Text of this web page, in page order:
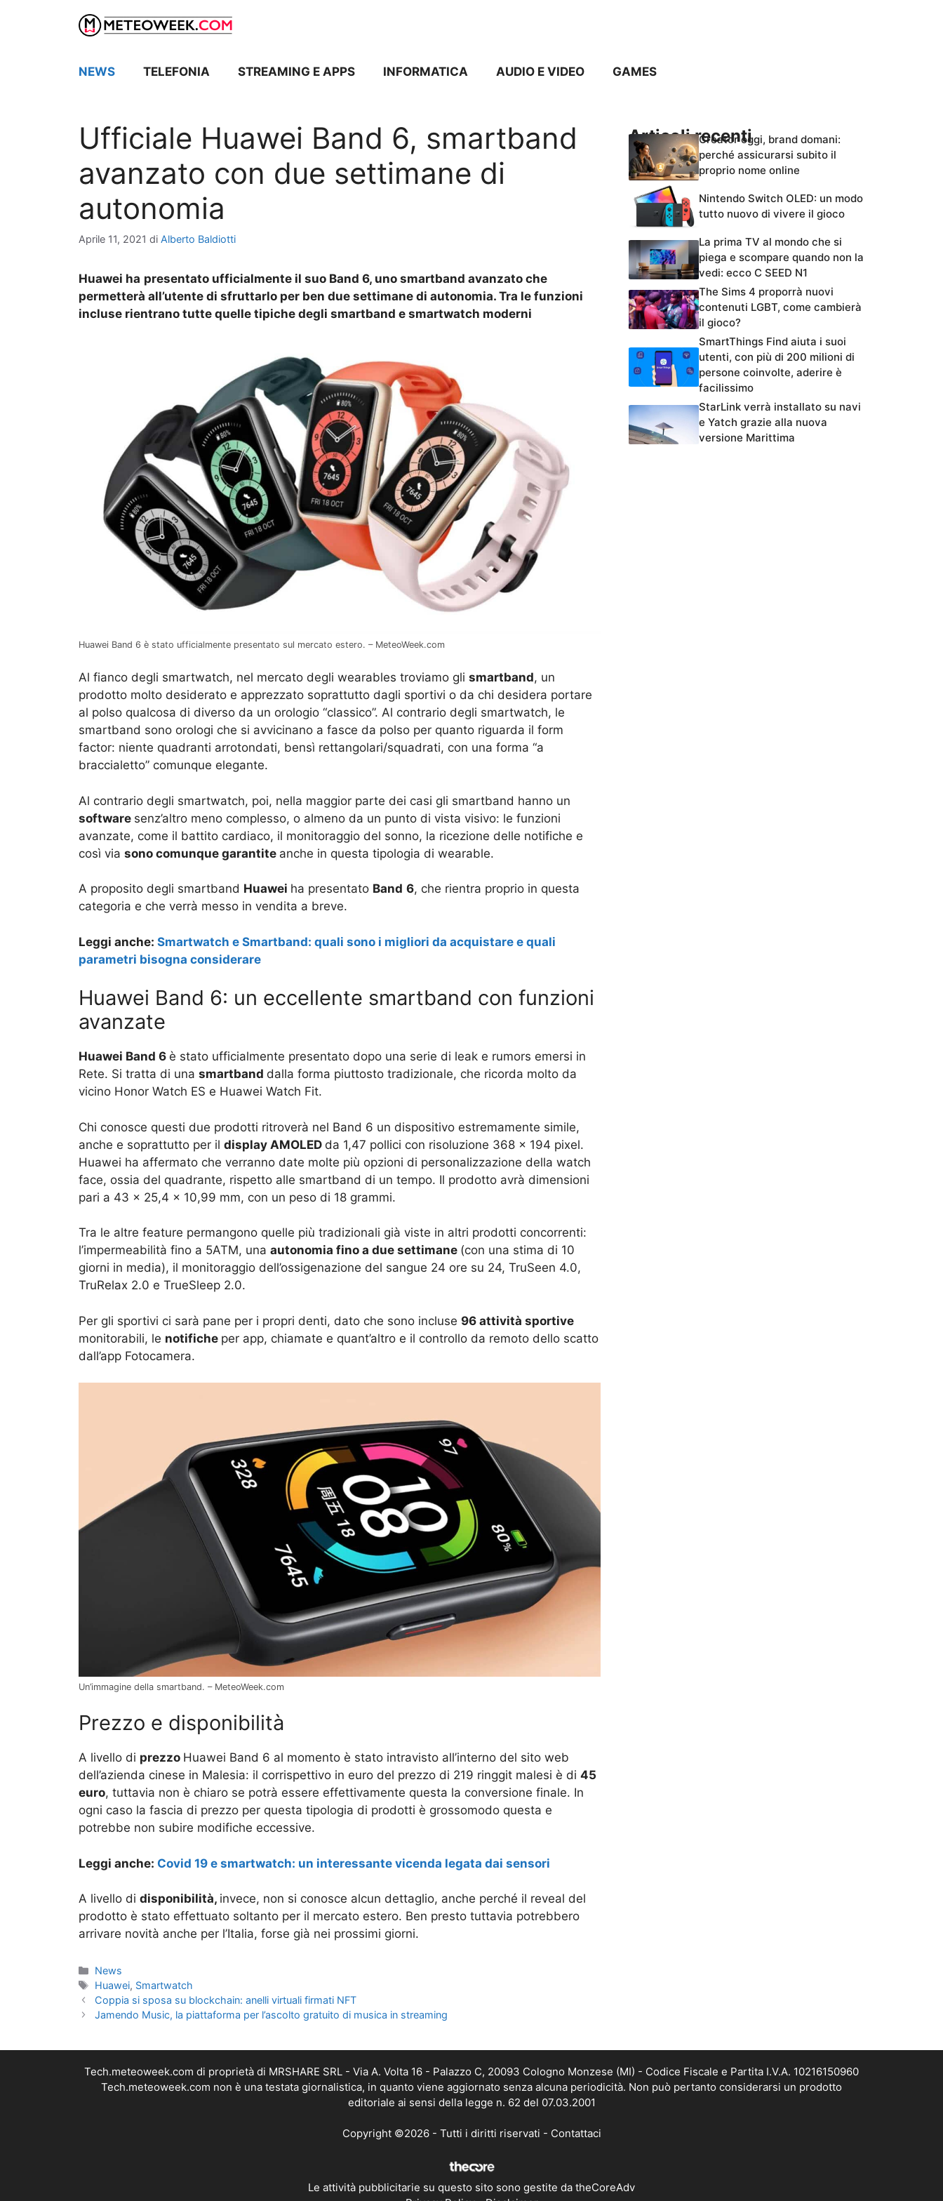
NEWS TELEFONIA STREAMING E APPS INFORMATICA AUDIO E VIDEO GAMES
Ufficiale Huawei Band 6, smartband
avanzato con due settimane di
autonomia
Aprile 11, 2021 di Alberto Baldiotti
Huawei ha presentato ufficialmente il suo Band 6, uno smartband avanzato che
permetterà all’utente di sfruttarlo per ben due settimane di autonomia. Tra le funzioni
incluse rientrano tutte quelle tipiche degli smartband e smartwatch moderni
Huawei Band 6 è stato ufficialmente presentato sul mercato estero. – MeteoWeek.com
Al fianco degli smartwatch, nel mercato degli wearables troviamo gli smartband, un
prodotto molto desiderato e apprezzato soprattutto dagli sportivi o da chi desidera portare
al polso qualcosa di diverso da un orologio “classico”. Al contrario degli smartwatch, le
smartband sono orologi che si avvicinano a fasce da polso per quanto riguarda il form
factor: niente quadranti arrotondati, bensì rettangolari/squadrati, con una forma “a
braccialetto” comunque elegante.
Al contrario degli smartwatch, poi, nella maggior parte dei casi gli smartband hanno un
software senz’altro meno complesso, o almeno da un punto di vista visivo: le funzioni
avanzate, come il battito cardiaco, il monitoraggio del sonno, la ricezione delle notifiche e
così via sono comunque garantite anche in questa tipologia di wearable.
A proposito degli smartband Huawei ha presentato Band 6, che rientra proprio in questa
categoria e che verrà messo in vendita a breve.
Leggi anche: Smartwatch e Smartband: quali sono i migliori da acquistare e quali
parametri bisogna considerare
Huawei Band 6: un eccellente smartband con funzioni
avanzate
Huawei Band 6 è stato ufficialmente presentato dopo una serie di leak e rumors emersi in
Rete. Si tratta di una smartband dalla forma piuttosto tradizionale, che ricorda molto da
vicino Honor Watch ES e Huawei Watch Fit.
Chi conosce questi due prodotti ritroverà nel Band 6 un dispositivo estremamente simile,
anche e soprattutto per il display AMOLED da 1,47 pollici con risoluzione 368 x 194 pixel.
Huawei ha affermato che verranno date molte più opzioni di personalizzazione della watch
face, ossia del quadrante, rispetto alle smartband di un tempo. Il prodotto avrà dimensioni
pari a 43 x 25,4 x 10,99 mm, con un peso di 18 grammi.
Tra le altre feature permangono quelle più tradizionali già viste in altri prodotti concorrenti:
l’impermeabilità fino a 5ATM, una autonomia fino a due settimane (con una stima di 10
giorni in media), il monitoraggio dell’ossigenazione del sangue 24 ore su 24, TruSeen 4.0,
TruRelax 2.0 e TrueSleep 2.0.
Per gli sportivi ci sarà pane per i propri denti, dato che sono incluse 96 attività sportive
monitorabili, le notifiche per app, chiamate e quant’altro e il controllo da remoto dello scatto
dall’app Fotocamera.
Un’immagine della smartband. – MeteoWeek.com
Prezzo e disponibilità
A livello di prezzo Huawei Band 6 al momento è stato intravisto all’interno del sito web
dell’azienda cinese in Malesia: il corrispettivo in euro del prezzo di 219 ringgit malesi è di 45
euro, tuttavia non è chiaro se potrà essere effettivamente questa la conversione finale. In
ogni caso la fascia di prezzo per questa tipologia di prodotti è grossomodo questa e
potrebbe non subire modifiche eccessive.
Leggi anche: Covid 19 e smartwatch: un interessante vicenda legata dai sensori
A livello di disponibilità, invece, non si conosce alcun dettaglio, anche perché il reveal del
prodotto è stato effettuato soltanto per il mercato estero. Ben presto tuttavia potrebbero
arrivare novità anche per l’Italia, forse già nei prossimi giorni.
Categorie
News
Tag
Huawei, Smartwatch
Coppia si sposa su blockchain: anelli virtuali firmati NFT
Jamendo Music, la piattaforma per l’ascolto gratuito di musica in streaming
Articoli recentiCreator oggi, brand domani:
perché assicurarsi subito il
proprio nome online
Nintendo Switch OLED: un modo
tutto nuovo di vivere il gioco
La prima TV al mondo che si
piega e scompare quando non la
vedi: ecco C SEED N1
The Sims 4 proporrà nuovi
contenuti LGBT, come cambierà
il gioco?
SmartThings Find aiuta i suoi
utenti, con più di 200 milioni di
persone coinvolte, aderire è
facilissimo
StarLink verrà installato su navi
e Yatch grazie alla nuova
versione Marittima
Tech.meteoweek.com di proprietà di MRSHARE SRL - Via A. Volta 16 - Palazzo C, 20093 Cologno Monzese (MI) - Codice Fiscale e Partita I.V.A. 10216150960
Tech.meteoweek.com non è una testata giornalistica, in quanto viene aggiornato senza alcuna periodicità. Non può pertanto considerarsi un prodotto
editoriale ai sensi della legge n. 62 del 07.03.2001
Copyright ©2026 - Tutti i diritti riservati - Contattaci
Le attività pubblicitarie su questo sito sono gestite da theCoreAdv